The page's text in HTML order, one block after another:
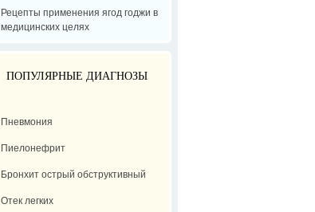
Рецепты применения ягод годжи в
медицинских целях
ПОПУЛЯРНЫЕ ДИАГНОЗЫ
Пневмония
Пиелонефрит
Бронхит острый обструктивный
Отек легких